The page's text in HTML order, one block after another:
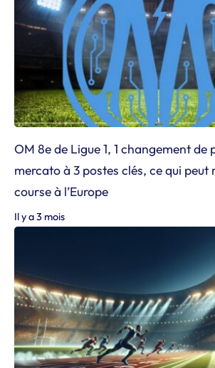
OM 8e de Ligue 1, 1 changement de
mercato à 3 postes clés, ce qui peut
course à l’Europe
Il y a 3 mois